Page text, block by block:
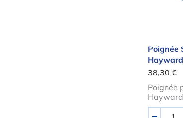
Poignée
Hayward
38,30 €
Poignée
Quantité